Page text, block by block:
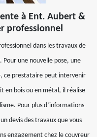
à Ent. Aubert &
professionnel
dans les travaux de
une nouvelle pose, une
ce prestataire peut intervenir
en bois ou en métal, il réalise
Pour plus d’informations
devis des travaux que vous
engagement chez le couvreur